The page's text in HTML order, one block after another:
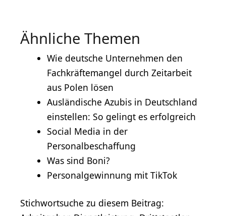
Ähnliche Themen
Wie deutsche Unternehmen den
Fachkräftemangel durch Zeitarbeit
aus Polen lösen
Ausländische Azubis in Deutschland
einstellen: So gelingt es erfolgreich
Social Media in der
Personalbeschaffung
Was sind Boni?
Personalgewinnung mit TikTok
Stichwortsuche zu diesem Beitrag: